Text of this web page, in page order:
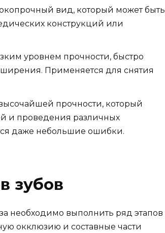
вид, который может быть
конструкций или
уровнем прочности, быстро
Применяется для снятия
прочности, который
и проведения различных
даже небольшие ошибки.
зубов
необходимо выполнить ряд этапов
окклюзию и составные части